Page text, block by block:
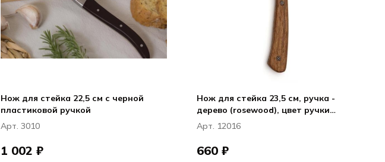
Нож для стейка 22,5 см с черной
пластиковой ручкой
Арт. 3010
1 002 ₽
Нож для стейка 23,5 см, ручка -
дерево (rosewood), цвет ручки
светло-коричневый, Kamet, HQ
Арт. 12016
660 ₽